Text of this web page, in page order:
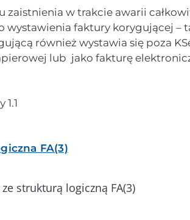
zaistnienia w trakcie awarii
wystawienia faktury korygującej –
również wystawia się poza
lub jako fakturę
1.1
FA(3)
strukturą logiczną FA(3)